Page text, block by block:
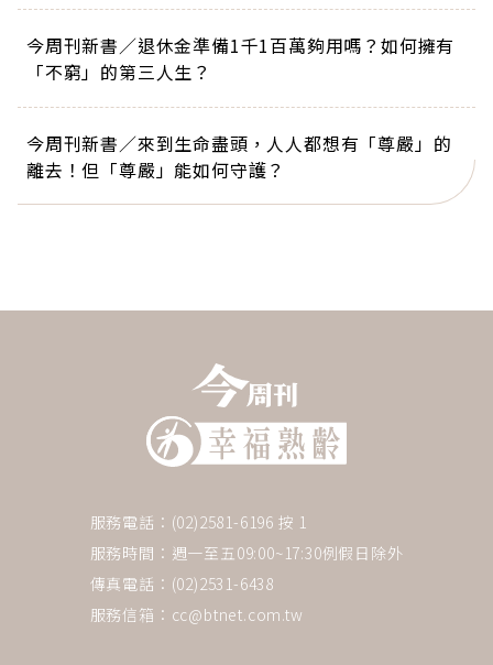
今周刊新書／退休金準備1千1百萬夠用嗎？如何擁有
「不窮」的第三人生？
今周刊新書／來到生命盡頭，人人都想有「尊嚴」的
離去！但「尊嚴」能如何守護？
服務電話：(02)2581-6196 按 1
服務時間：週一至五09:00~17:30例假日除外
傳真電話：(02)2531-6438
服務信箱： cc@btnet.com.tw